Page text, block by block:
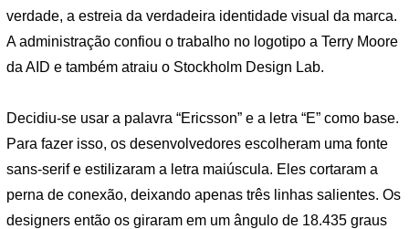
verdade, a estreia da verdadeira identidade visual da marca.
A administração confiou o trabalho no logotipo a Terry Moore
da AID e também atraiu o Stockholm Design Lab.
Decidiu-se usar a palavra “Ericsson” e a letra “E” como base.
Para fazer isso, os desenvolvedores escolheram uma fonte
sans-serif e estilizaram a letra maiúscula. Eles cortaram a
perna de conexão, deixando apenas três linhas salientes. Os
designers então os giraram em um ângulo de 18.435 graus